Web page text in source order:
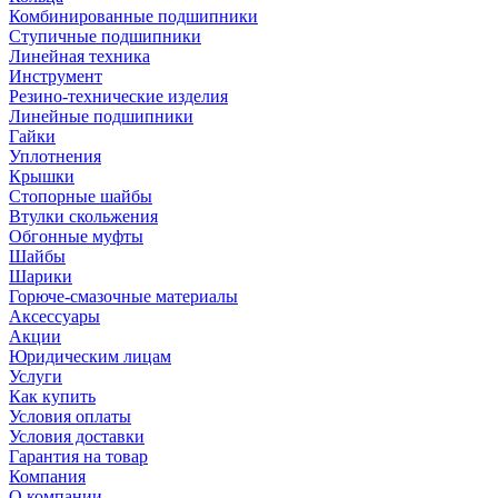
Комбинированные подшипники
Ступичные подшипники
Линейная техника
Инструмент
Резино-технические изделия
Линейные подшипники
Гайки
Уплотнения
Крышки
Стопорные шайбы
Втулки скольжения
Обгонные муфты
Шайбы
Шарики
Горюче-смазочные материалы
Аксессуары
Акции
Юридическим лицам
Услуги
Как купить
Условия оплаты
Условия доставки
Гарантия на товар
Компания